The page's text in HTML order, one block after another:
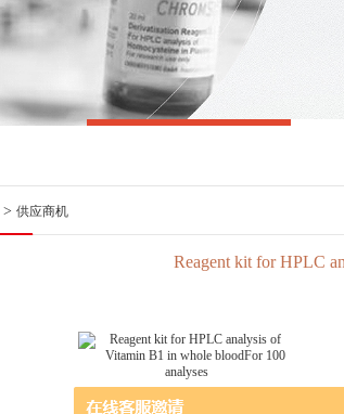
> 供应商机
Reagent kit for HPLC